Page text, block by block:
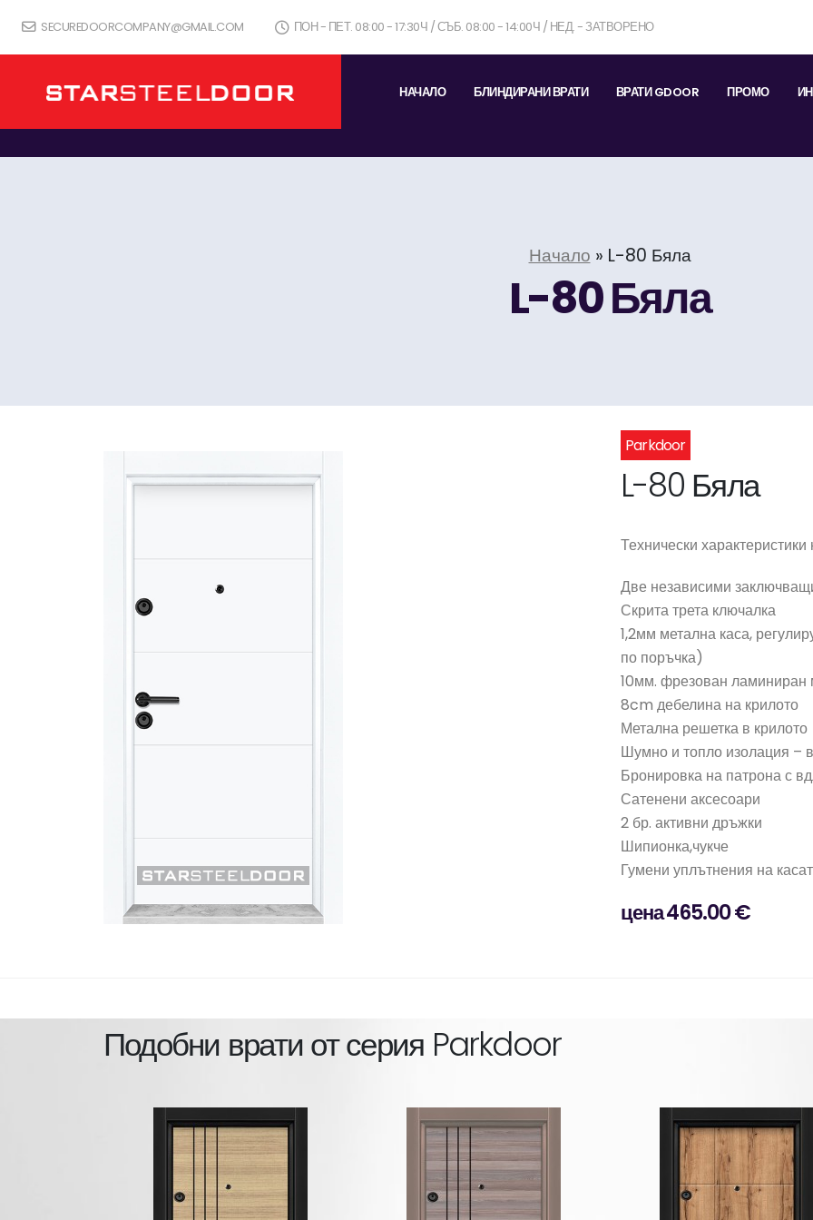
SECUREDOORCOMPANY@GMAIL.COM ПОН - ПЕТ. 08:00 - 17:30Ч / СЪБ. 08:00 - 14:00Ч / НЕД. - ЗАТВОРЕНО
НАЧАЛО БЛИНДИРАНИ ВРАТИ ВРАТИ GDOOR ПРОМО
Начало » L-80 Бяла
L-80 Бяла
Parkdoor
L-80 Бяла
Технически характеристики
Две независими
Скрита трета ключалка
1,2мм метална каса,
по поръчка)
10мм. фрезован
8cm дебелина на крилото
Метална решетка в крилото
Шумно и топло изолация –
Бронировка на патрона с
Сатенени аксесоари
2 бр. активни дръжки
Шипионка,чукче
Гумени уплътнения на
цена 465.00 €
Подобни врати от серия Parkdoor